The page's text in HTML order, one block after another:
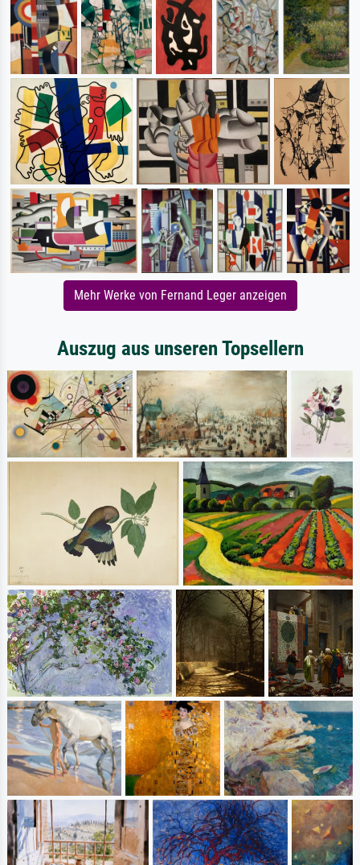
Mehr Werke von Fernand Leger anzeigen
Auszug aus unseren Topsellern